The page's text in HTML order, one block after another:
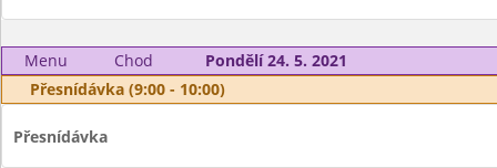
Menu Chod
Pondělí 24. 5. 2021
Přesnídávka (9:00 - 10:00)
Přesnídávka